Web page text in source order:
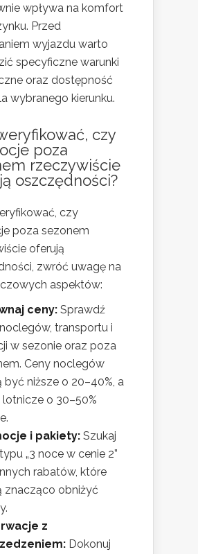
wpływa na komfort
Przed
wyjazdu warto
specyficzne warunki
oraz dostępność
wybranego kierunku.
czy
poza
rzeczywiście
oszczędności?
czy
poza sezonem
oferują
zwróć uwagę na
aspektów:
ceny: Sprawdź
transportu i
w sezonie oraz poza
Ceny noclegów
być niższe o 20–40%, a
o 30–50%
i pakiety: Szukaj
„3 noce w cenie 2”
rabatów, które
znacząco obniżyć
z
Dokonuj